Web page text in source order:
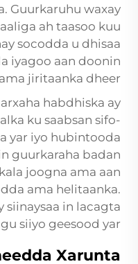
Guurkaruhu waxay
ah taasoo kuu
socodda u dhisaa
iyagoo aan doonin
jiritaanka dheer.
habdhiska ay
ku saabsan sifo-
yar iyo hubintooda
guurkaraha badan
joogna ama aan
ama helitaanka.
siinaysaa in lacagta
siiyo geesood yar.
Xarunta